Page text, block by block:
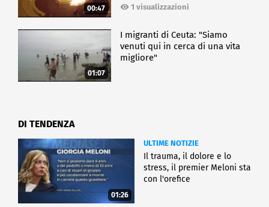
00:47 1 visualizzazioni
01:07
I migranti di Ceuta: "Siamo
venuti qui in cerca di una vita
migliore"
DI TENDENZA
01:26
ULTIME NOTIZIE
Il trauma, il dolore e lo
stress, il premier Meloni sta
con l'orefice